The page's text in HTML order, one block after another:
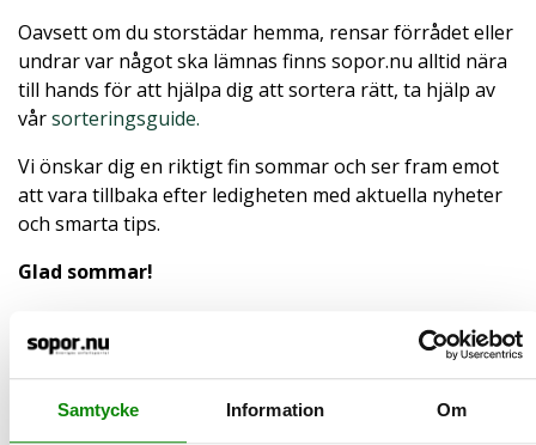
Samtycke Information Om
Oavsett om du storstädar hemma, rensar förrådet eller
undrar var något ska lämnas finns sopor.nu alltid nära
till hands för att hjälpa dig att sortera rätt, ta hjälp av
vårsorteringsguide.
Vi önskar dig en riktigt fin sommar och ser fram emot
att vara tillbaka efter ledigheten med aktuella nyheter
och smarta tips.
Glad sommar!
Från 1 oktober ska du slänga trasiga
strumpor i soppåsen